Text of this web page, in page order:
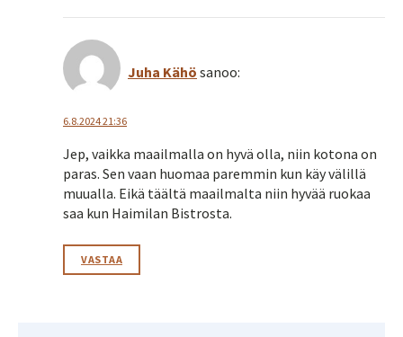
Juha Kähö sanoo:
6.8.2024 21:36
Jep, vaikka maailmalla on hyvä olla, niin kotona on
paras. Sen vaan huomaa paremmin kun käy välillä
muualla. Eikä täältä maailmalta niin hyvää ruokaa
saa kun Haimilan Bistrosta.
VASTAA